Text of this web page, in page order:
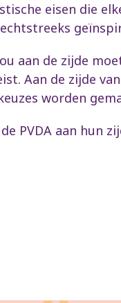
eisen die
aan de zijde
Aan de zijde
worden
PVDA aan hun